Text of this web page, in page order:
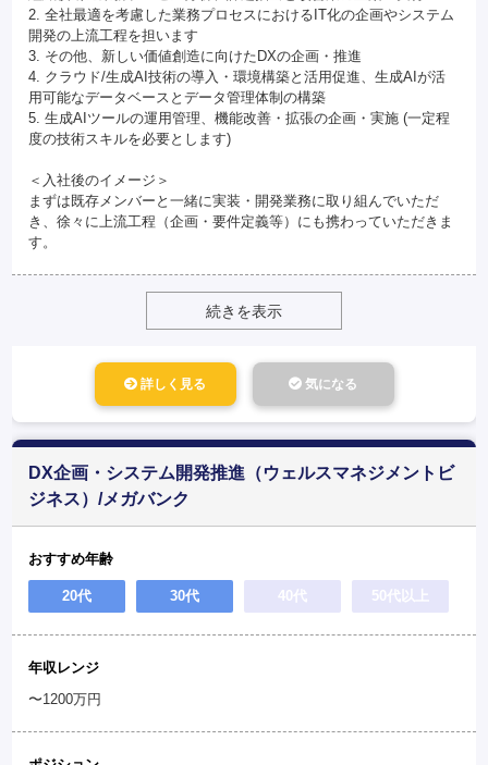
2. 全社最適を考慮した業務プロセスにおけるIT化の企画やシステム
開発の上流工程を担います
3. その他、新しい価値創造に向けたDXの企画・推進
4. クラウド/生成AI技術の導入・環境構築と活用促進、生成AIが活
用可能なデータベースとデータ管理体制の構築
5. 生成AIツールの運用管理、機能改善・拡張の企画・実施 (一定程
度の技術スキルを必要とします)
＜入社後のイメージ＞
まずは既存メンバーと一緒に実装・開発業務に取り組んでいただ
き、徐々に上流工程（企画・要件定義等）にも携わっていただきま
す。
続きを表示
詳しく見る 気になる
DX企画・システム開発推進（ウェルスマネジメントビ
ジネス）/メガバンク
おすすめ年齢
20代 30代 40代 50代以上
年収レンジ
〜1200万円